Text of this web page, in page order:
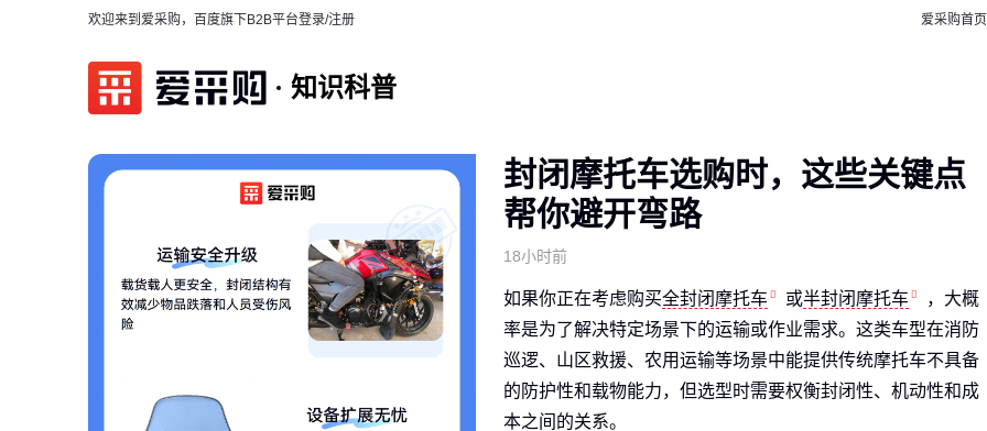
欢迎来到爱采购，百度旗下B2B平台登录/注册 爱采购首页
知识科普
封闭摩托车选购时，这些关键点
帮你避开弯路
18小时前
如果你正在考虑购买全封闭摩托车 或半封闭摩托车
，大概
率是为了解决特定场景下的运输或作业需求。这类车型在消防
巡逻、山区救援、农用运输等场景中能提供传统摩托车不具备
的防护性和载物能力，但选型时需要权衡封闭性、机动性和成
本之间的关系。